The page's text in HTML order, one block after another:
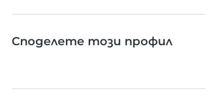
Споделете този профил